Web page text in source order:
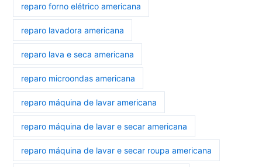
reparo forno elétrico americana
reparo lavadora americana
reparo lava e seca americana
reparo microondas americana
reparo máquina de lavar americana
reparo máquina de lavar e secar americana
reparo máquina de lavar e secar roupa americana